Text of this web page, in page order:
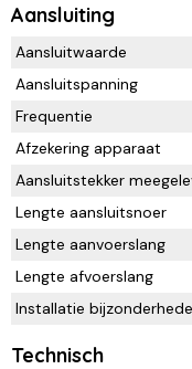
Aansluiting
Aansluitwaarde
Aansluitspanning
Frequentie
Afzekering apparaat
Aansluitstekker
Lengte aansluitsnoer
Lengte aanvoerslang
Lengte afvoerslang
Installatie
Technisch